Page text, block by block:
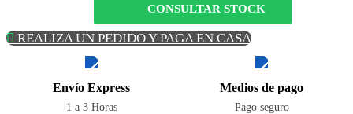
CONSULTAR STOCK
REALIZA UN PEDIDO Y PAGA EN CASA
Envío Express
1 a 3 Horas
Medios de pago
Pago seguro